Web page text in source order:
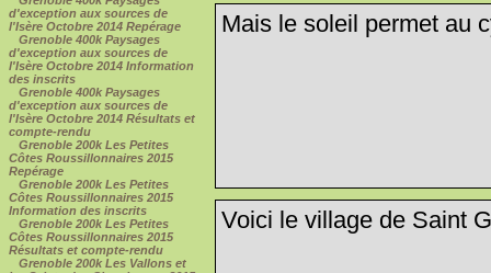
d'exception aux sources de
l'Isère Octobre 2014 Repérage
Grenoble 400k Paysages
d'exception aux sources de
l'Isère Octobre 2014 Information
des inscrits
Grenoble 400k Paysages
d'exception aux sources de
l'Isère Octobre 2014 Résultats et
compte-rendu
Grenoble 200k Les Petites
Côtes Roussillonnaires 2015
Repérage
Grenoble 200k Les Petites
Côtes Roussillonnaires 2015
Information des inscrits
Grenoble 200k Les Petites
Côtes Roussillonnaires 2015
Résultats et compte-rendu
Grenoble 200k Les Vallons et
Mais le soleil permet au
Voici le village de Saint